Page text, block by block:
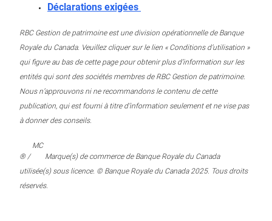
Déclarations exigées
RBC Gestion de patrimoine est une division opérationnelle de Banque
Royale du Canada. Veuillez cliquer sur le lien « Conditions d’utilisation »
qui figure au bas de cette page pour obtenir plus d’information sur les
entités qui sont des sociétés membres de RBC Gestion de patrimoine.
Nous n’approuvons ni ne recommandons le contenu de cette
publication, qui est fourni à titre d’information seulement et ne vise pas
à donner des conseils.
® /
MC
Marque(s) de commerce de Banque Royale du Canada
utilisée(s) sous licence. © Banque Royale du Canada 2025. Tous droits
réservés.